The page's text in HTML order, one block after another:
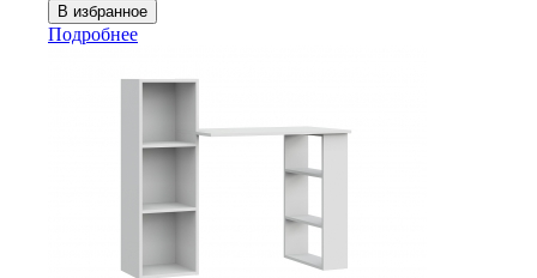
Подробнее